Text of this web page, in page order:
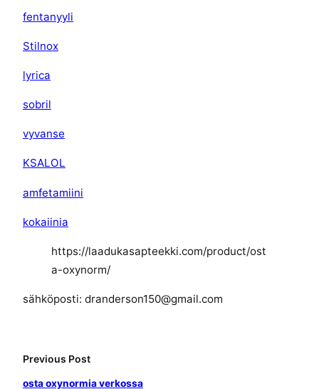
fentanyyli
Stilnox
lyrica
sobril
vyvanse
KSALOL
amfetamiini
kokaiinia
https://laadukasapteekki.com/product/ost
a-oxynorm/
sähköposti: dranderson150@gmail.com
Previous Post
osta oxynormia verkossa